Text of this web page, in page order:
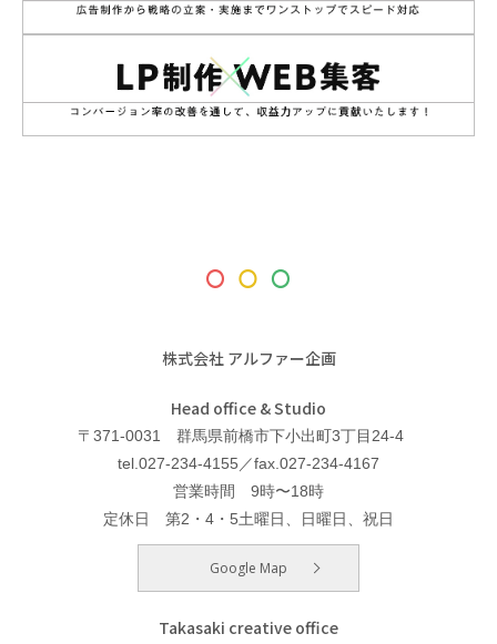
株式会社 アルファー企画
Head office & Studio
〒371-0031 群馬県前橋市下小出町3丁目24-4
tel.027-234-4155／fax.027-234-4167
営業時間 9時〜18時
定休日 第2・4・5土曜日、日曜日、祝日
Google Map
Takasaki creative office